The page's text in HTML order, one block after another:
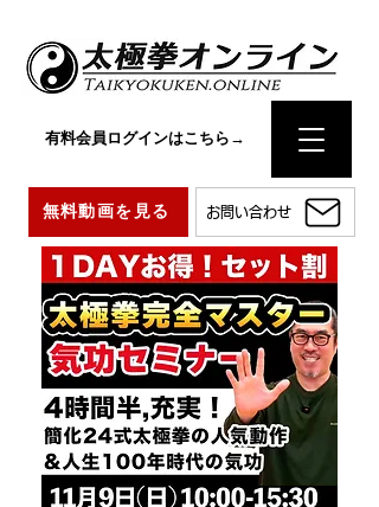
お問い合わせ
無料動画を見る
有料会員ログインはこちら→